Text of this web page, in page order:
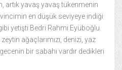
artık yavaş yavaş tükenmenin
en düşük seviyeye indiği
yetişti Bedri Rahmi Eyüboğlu.
ağaçlarımızı, denizi, yaz
bir sabahı vardır dedikleri